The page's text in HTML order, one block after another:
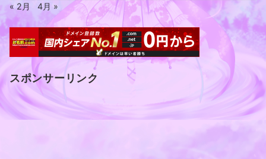
« 2月
4月 »
スポンサーリンク